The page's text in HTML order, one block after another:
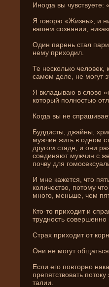
Иногда вы
Я говорю «Жизнь», и
вашем сознани­и,
Один парень стал
нему приходил.
Те несколько человек,
самом де­ле, не могут
Я вкладываю в слово
который полностью
Когда вы не
Буддисты, джайны,
мужчин жить в одном
другом стаде­, и они­
соединяют мужчин с
почву для
И мне кажется, что
количество, потому
много, меньше, чем
Кто-то приходит и
трудность совершенно
Страх приходит от
Они­ не могут
Если его повторно
препятствовать
талии.